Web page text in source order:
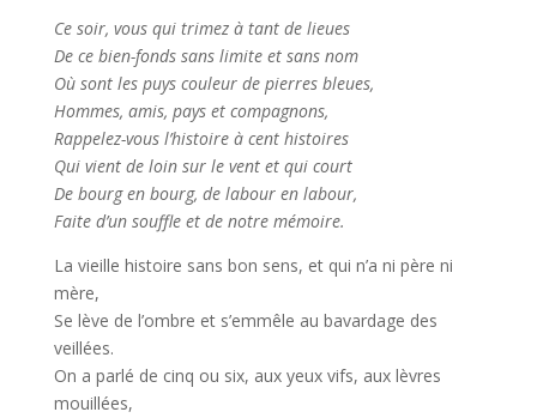
Ce soir, vous qui trimez à tant de lieues
De ce bien-fonds sans limite et sans nom
Où sont les puys couleur de pierres bleues,
Hommes, amis, pays et compagnons,
Rappelez-vous l’histoire à cent histoires
Qui vient de loin sur le vent et qui court
De bourg en bourg, de labour en labour,
Faite d’un souffle et de notre mémoire.
La vieille histoire sans bon sens, et qui n’a ni père ni
mère,
Se lève de l’ombre et s’emmêle au bavardage des
veillées.
On a parlé de cinq ou six, aux yeux vifs, aux lèvres
mouillées,